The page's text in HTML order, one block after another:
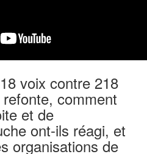
voix contre 218
comment
et de
ont-ils réagi, et
organisations de